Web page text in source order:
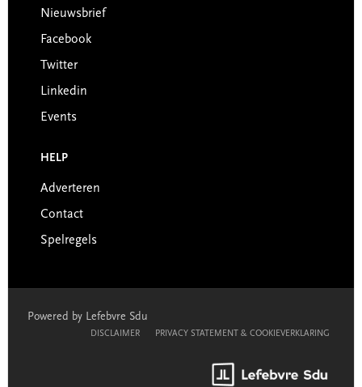
Nieuwsbrief
Facebook
Twitter
Linkedin
Events
HELP
Adverteren
Contact
Spelregels
Powered by Lefebvre Sdu
DISCLAIMER PRIVACY STATEMENT & COOKIEVERKLARING